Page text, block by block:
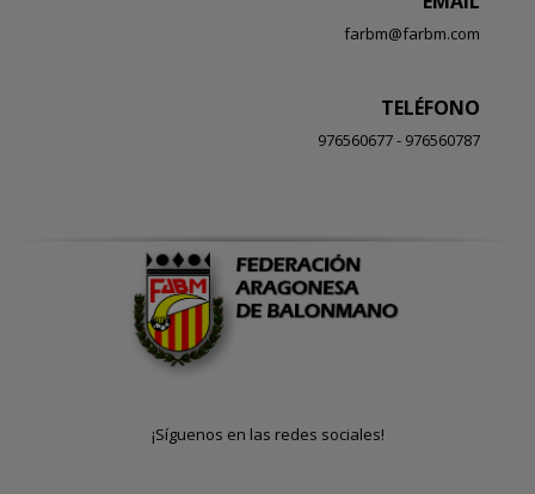
farbm@farbm.com
TELÉFONO
976560677 - 976560787
¡Síguenos en las redes sociales!